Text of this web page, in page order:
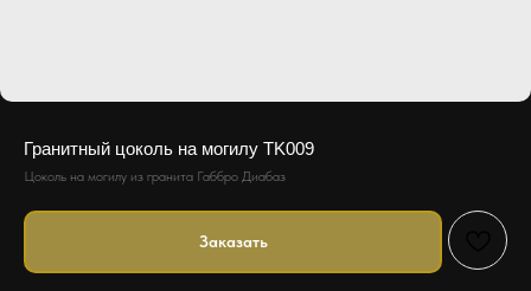
Гранитный цоколь на могилу TK009
Цоколь на могилу из гранита Габбро Диабаз
Заказать